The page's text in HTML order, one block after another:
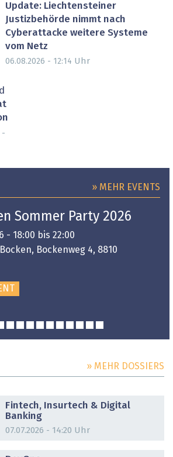
Update: Liechtensteiner
Justizbehörde nimmt nach
Cyberattacke weitere Systeme
vom Netz
06.08.2026 - 12:14 Uhr
-
» MEHR EVENTS
Sommer Party 2026
- 18:00 bis 22:00
Bockenweg 4, 8810
» MEHR DOSSIERS
Fintech, Insurtech & Digital
Banking
07.07.2026 - 14:20 Uhr